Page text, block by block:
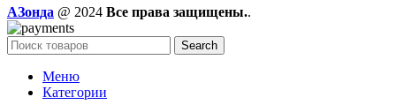
AЗонда @ 2024 Все права защищены..
Search
Меню
Категории